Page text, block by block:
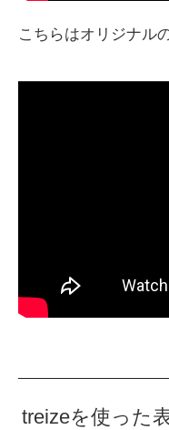
こちらはオリジナル
treizeを使った